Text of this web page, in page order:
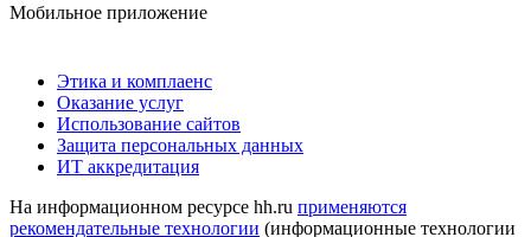
Мобильное приложение
Этика и комплаенс
Оказание услуг
Использование сайтов
Защита персональных данных
ИТ аккредитация
На информационном ресурсе hh.ru применяются
рекомендательные технологии (информационные технологии